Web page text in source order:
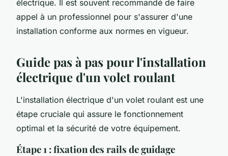
électrique. Il est souvent recommandé de faire
appel à un professionnel pour s'assurer d'une
installation conforme aux normes en vigueur.
Guide pas à pas pour l'installation
électrique d'un volet roulant
L'installation électrique d'un volet roulant est une
étape cruciale qui assure le fonctionnement
optimal et la sécurité de votre équipement.
Étape 1 : fixation des rails de guidage